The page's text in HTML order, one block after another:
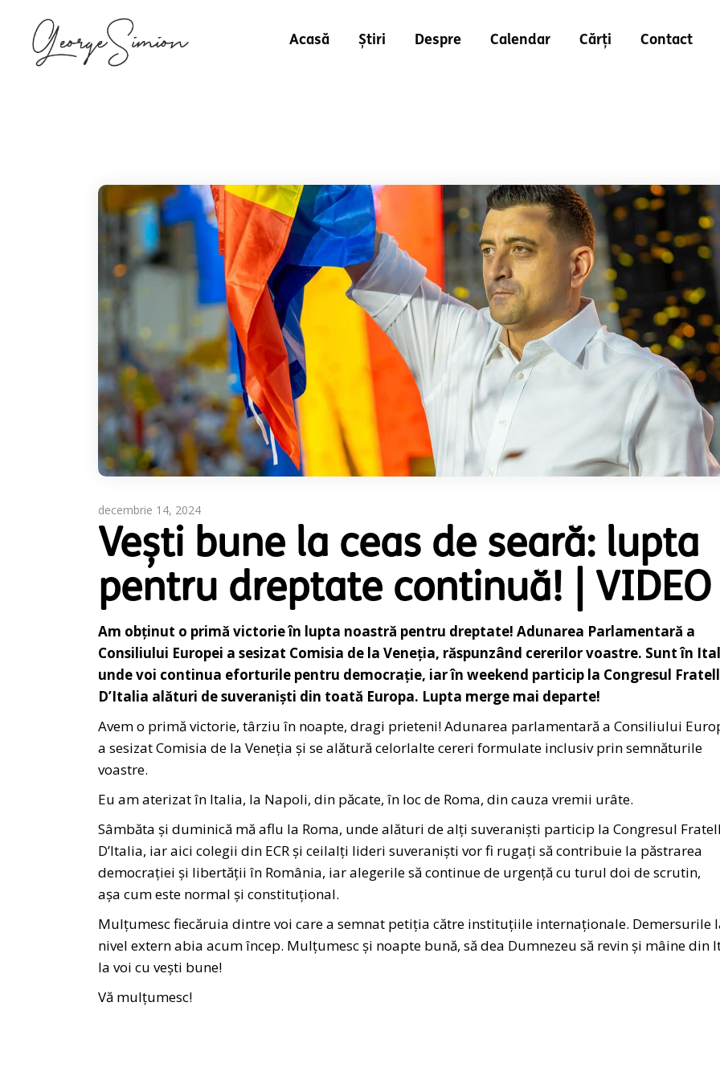
Acasă Știri Despre Calendar Cărți Contact
decembrie 14, 2024
Vești bune la ceas de seară: lupta
pentru dreptate continuă! | VIDEO
Am obținut o primă victorie în lupta noastră pentru dreptate! Adunarea Parlamentară a
Consiliului Europei a sesizat Comisia de la Veneția, răspunzând cererilor voastre. Sunt în
unde voi continua eforturile pentru democrație, iar în weekend particip la Congresul
D’Italia alături de suveraniști din toată Europa. Lupta merge mai departe!
Avem o primă victorie, târziu în noapte, dragi prieteni! Adunarea parlamentară a Consiliului
a sesizat Comisia de la Veneția și se alătură celorlalte cereri formulate inclusiv prin semnăturile
voastre.
Eu am aterizat în Italia, la Napoli, din păcate, în loc de Roma, din cauza vremii urâte.
Sâmbăta și duminică mă aflu la Roma, unde alături de alți suveraniști particip la Congresul
D’Italia, iar aici colegii din ECR și ceilalți lideri suveraniști vor fi rugați să contribuie la păstrarea
democrației și libertății în România, iar alegerile să continue de urgență cu turul doi de scrutin,
așa cum este normal și constituțional.
Mulțumesc fiecăruia dintre voi care a semnat petiția către instituțiile internaționale. Demersurile
nivel extern abia acum încep. Mulțumesc și noapte bună, să dea Dumnezeu să revin și mâine din
la voi cu vești bune!
Vă mulțumesc!